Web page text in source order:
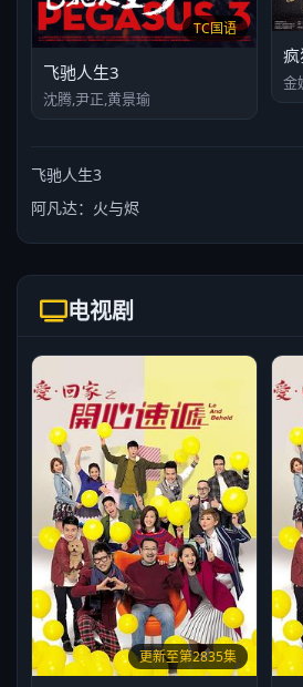
TC国语
飞驰人生3
沈腾,尹正,黄景瑜
金
飞驰人生3
阿凡达：火与烬
电视剧
更新至第2835集